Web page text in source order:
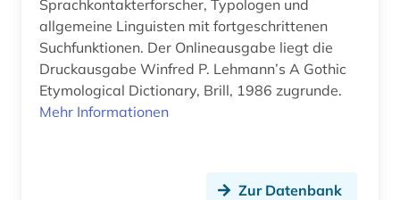
agrarprodukt (2)
agrarproduktion (1)
agrarrecht (2)
Sprachkontakterforscher, Typologen und
allgemeine Linguisten mit fortgeschrittenen
Suchfunktionen. Der Onlineausgabe liegt die
Druckausgabe Winfred P. Lehmann’s A Gothic
Etymological Dictionary, Brill, 1986 zugrunde.
Mehr Informationen
Zur Datenbank